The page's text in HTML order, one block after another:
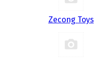
Zecong Toys